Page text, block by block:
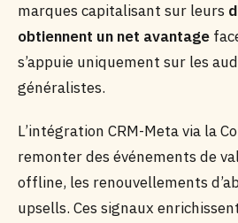
marques capitalisant sur leurs
obtiennent un net avantage
s’appuie uniquement sur les
généralistes.
L’intégration CRM-Meta via la
remonter des événements de
offline, les renouvellements
upsells. Ces signaux